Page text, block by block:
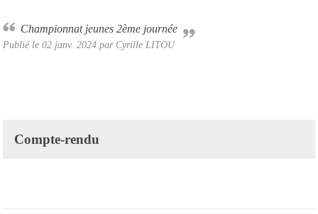
Championnat jeunes 2ème journée
Publié le 02 janv. 2024 par Cyrille LITOU
Compte-rendu